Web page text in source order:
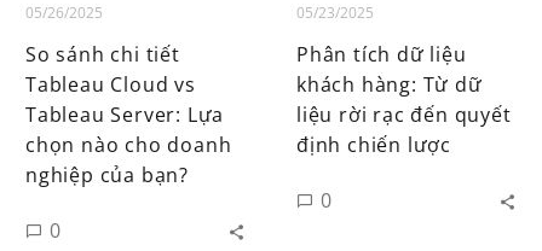
05/26/2025
So sánh chi tiết
Tableau Cloud vs
Tableau Server: Lựa
chọn nào cho doanh
nghiệp của bạn?
0
05/23/2025
Phân tích dữ liệu
khách hàng: Từ dữ
liệu rời rạc đến quyết
định chiến lược
0